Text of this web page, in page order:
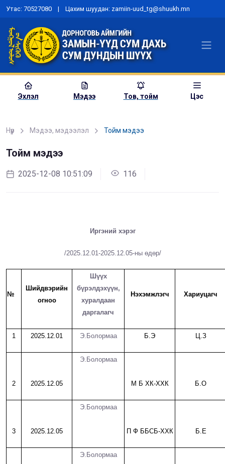
Утас: 70527080 | Цахим шуудан: zamiin-uud_tg@shuukh.mn
Эхлэл Мэдээ Тов, тойм Цэс
Нүүр Мэдээ, мэдээлэл Тойм мэдээ
Тойм мэдээ
2025-12-08 10:51:09 116
Иргэний хэрэг
/2025.12.01-2025.12.05-ны өдөр/
№
Шийдвэрийн
огноо
Шүүх
бүрэлдэхүүн,
хуралдаан
даргалагч
Нэхэмжлэгч Хариуцагч
1 2025.12.01 Э.Болормаа Б.Э Ц.З
2 2025.12.05
Э.Болормаа
М Б ХК-ХХК Б.О
3 2025.12.05
Э.Болормаа
П Ф ББСБ-ХХК Б.Е
Э.Болормаа